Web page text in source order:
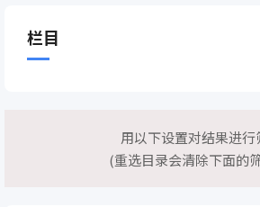
栏目
用以下设置对结果进行
(重选目录会清除下面的